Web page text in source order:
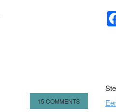
15 COMMENTS